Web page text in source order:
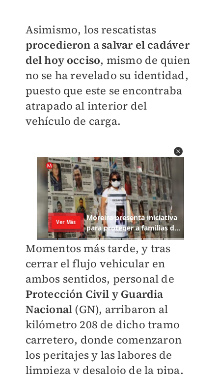
Asimismo, los rescatistas
procedieron a salvar el cadáver
del hoy occiso, mismo de quien
no se ha revelado su identidad,
puesto que este se encontraba
atrapado al interior del
vehículo de carga.
Momentos más tarde, y tras
cerrar el flujo vehicular en
ambos sentidos, personal de
Protección Civil y Guardia
Nacional (GN), arribaron al
kilómetro 208 de dicho tramo
carretero, donde comenzaron
los peritajes y las labores de
limpieza y desalojo de la pipa,